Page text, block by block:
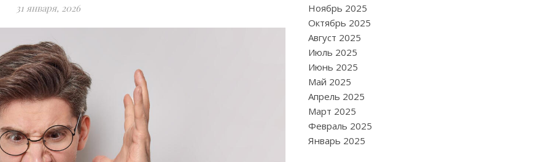
31 января, 2026
Ноябрь 2025
Октябрь 2025
Август 2025
Июль 2025
Июнь 2025
Май 2025
Апрель 2025
Март 2025
Февраль 2025
Январь 2025